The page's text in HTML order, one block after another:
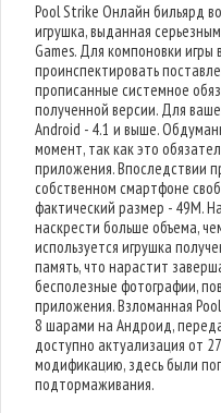
Pool Strike Онлайн бильярд
игрушка, выданная
Games. Для компоновки
проинспектировать
прописанные системное
полученной версии. Для
Android - 4.1 и выше.
момент, так как это
приложения. Впоследствии
собственном смартфоне
фактический размер - 49M.
наскрести больше объема,
используется игрушка
память, что нарастит
бесполезные фотографии,
приложения. Взломанная
8 шарами на Андроид,
доступно актуализация от
модификацию, здесь были
подтормаживания.